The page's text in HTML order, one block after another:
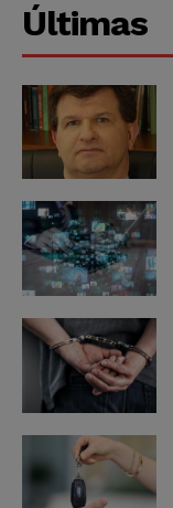
Últimas